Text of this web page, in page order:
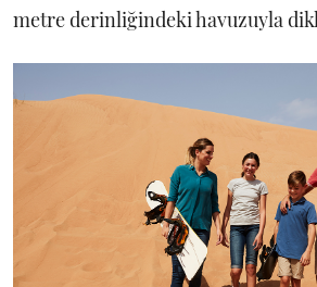
metre derinliğindeki havuzuyla